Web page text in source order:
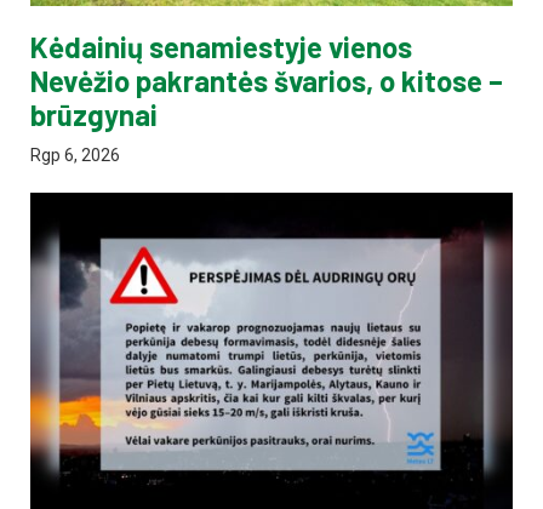
Kėdainių senamiestyje vienos
Nevėžio pakrantės švarios, o kitose –
brūzgynai
Rgp 6, 2026